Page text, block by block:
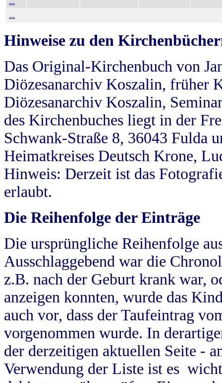
...
Hinweise zu den
Das Original-Kirchenbuch von
Diözesanarchiv Koszalin, früher
Diözesanarchiv Koszalin,
des Kirchenbuches liegt in der
Schwank-Straße 8, 36043 Fulda
Heimatkreises Deutsch Krone,
Hinweis: Derzeit ist das
erlaubt.
Die Reihenfolge der Einträge
Die ursprüngliche Reihenfolge
Ausschlaggebend war die
z.B. nach der Geburt krank war,
anzeigen konnten, wurde das
auch vor, dass der Taufeintrag
vorgenommen wurde. In
der derzeitigen aktuellen Seite -
Verwendung der Liste ist es